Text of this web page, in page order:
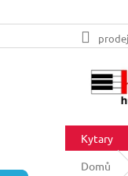
na
Kytary
Domů